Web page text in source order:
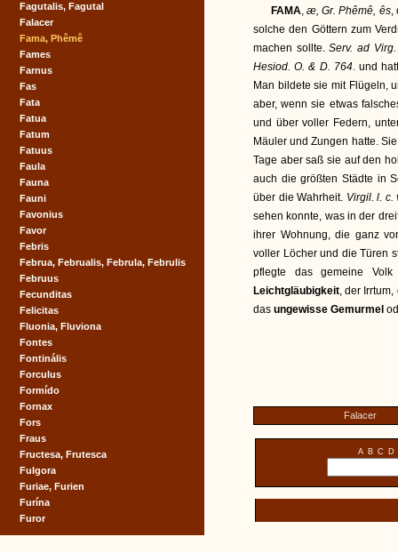
FAMA,æ, Gr. Phêmê, ês,
solche den Göttern zum
machen sollte.Serv. ad
Hesiod. O. & D. 764. und
Man bildete sie mit Flügeln,
aber, wenn sie etwas
und über voller Federn,
Mäuler und Zungen hatte.
Tage aber saß sie auf den
auch die größten Städte in
über die Wahrheit. Virgil. l. c.
sehen konnte, was in der
ihrer Wohnung, die ganz
voller Löcher und die Türen
pflegte das gemeine
Leichtgläubigkeit, der
das ungewisse Gemurmel
Falacer
A B C D
Fagutalis, Fagutal
Falacer
Fama, Phêmê
Fames
Farnus
Fas
Fata
Fatua
Fatum
Fatuus
Faula
Fauna
Fauni
Favonius
Favor
Febris
Februa, Februalis, Februla, Februlis
Februus
Fecunditas
Felicitas
Fluonia, Fluviona
Fontes
Fontinális
Forculus
Formído
Fornax
Fors
Fraus
Fructesa, Frutesca
Fulgora
Furiae, Furien
Furína
Furor